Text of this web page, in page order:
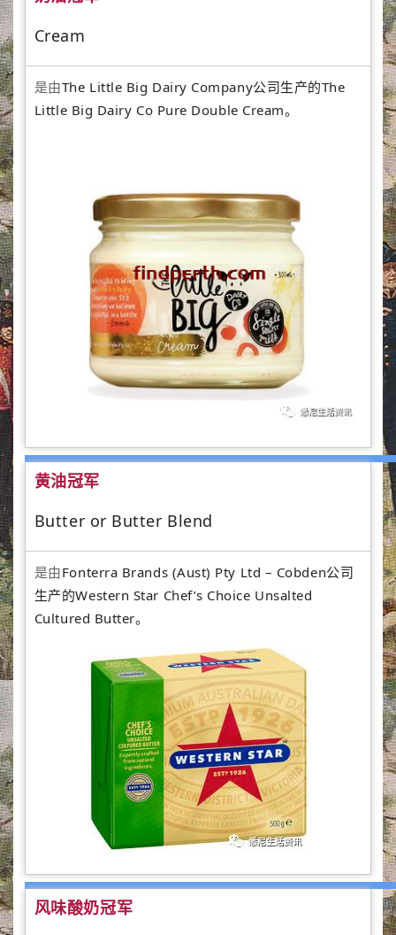
Cream
是由The Little Big Dairy Company公司生产的The
Little Big Dairy Co Pure Double Cream。
黄油冠军
Butter or Butter Blend
是由Fonterra Brands (Aust) Pty Ltd – Cobden公司
生产的Western Star Chef’s Choice Unsalted
Cultured Butter。
风味酸奶冠军